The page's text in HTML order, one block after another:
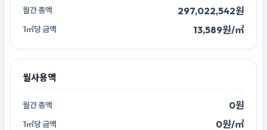
297,022,542원
13,589원/㎡
월사용액
0원
0원/㎡